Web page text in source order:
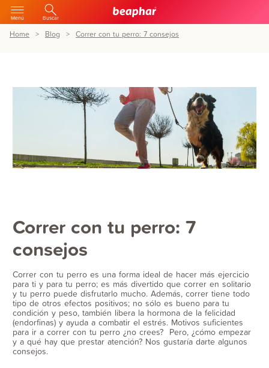
Menú Buscar
Home Blog Correr con tu perro: 7 consejos
Correr con tu perro: 7
consejos
Correr con tu perro es una forma ideal de hacer más ejercicio
para ti y para tu perro; es más divertido que correr en solitario
y tu perro puede disfrutarlo mucho. Además, correr tiene todo
tipo de otros efectos positivos; no sólo es bueno para tu
condición y peso, también libera la hormona de la felicidad
(endorfinas) y ayuda a combatir el estrés. Motivos suficientes
para ir a correr con tu perro ¿no crees? Pero, ¿cómo empezar
y a qué hay que prestar atención? Nos gustaría darte algunos
consejos.